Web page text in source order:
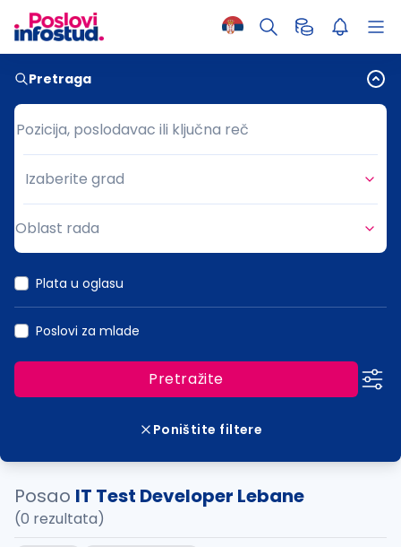
Pretraga
Pozicija, poslodavac ili ključna reč
Pozicija, poslodavac ili ključna reč
Grad
Izaberite grad
Oblast rada
Plata u oglasu
Poslovi za mlade
Pretražite
Poništite filtere
Posao IT Test Developer Lebane
(0 rezultata)